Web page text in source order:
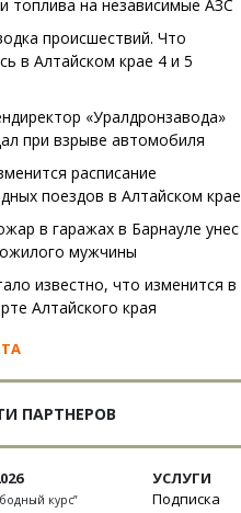
топлива на независимые АЗС
происшествий. Что
в Алтайском крае 4 и 5
«Уралдронзавода»
при взрыве автомобиля
расписание
поездов в Алтайском крае
в гаражах в Барнауле унес
мужчины
известно, что изменится в
Алтайского края
ПАРТНЕРОВ
курс”
УСЛУГИ
Подписка